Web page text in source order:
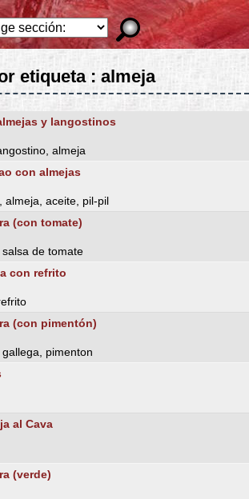
etiqueta : almeja
y langostinos
almeja
con almejas
almeja, aceite, pil-pil
(con tomate)
de tomate
con refrito
(con pimentón)
pimenton
al Cava
(verde)